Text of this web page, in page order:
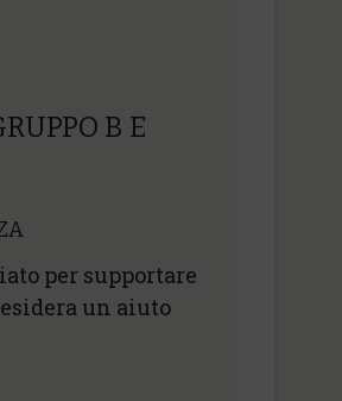
B E
per supportare
un aiuto